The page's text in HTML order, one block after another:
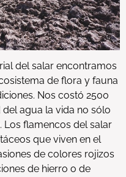
del salar encontramos
de flora y fauna
Nos costó 2500
del agua la vida no sólo
Los flamencos del salar
que viven en el
de colores rojizos
de hierro o de